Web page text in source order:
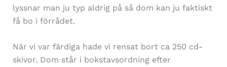
lyssnar man ju typ aldrig på så dom kan ju faktiskt
få bo i förrådet.
När vi var färdiga hade vi rensat bort ca 250 cd-
skivor. Dom står i bokstavsordning efter